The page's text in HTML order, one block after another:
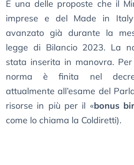
È una delle proposte che il
imprese e del Made in
avanzato già durante la
legge di Bilancio 2023. La
stata inserita in manovra.
norma è finita nel
attualmente all’esame del
risorse in più per il «bonus
come lo chiama la Coldiretti).